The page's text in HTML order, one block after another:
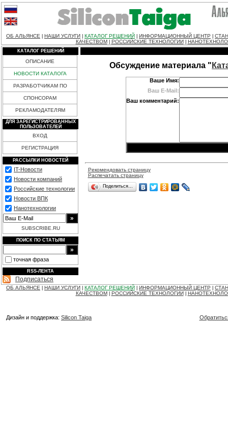
ОБ АЛЬЯНСЕ НАШИ УСЛУГИ КАТАЛОГ РЕШЕНИЙ ИНФОРМАЦИОННЫЙ ЦЕНТР
КАЧЕСТВОМ
РОССИЙСКИЕ ТЕХНОЛОГИИ
КАТАЛОГ РЕШЕНИЙ
ОПИСАНИЕ
НОВОСТИ КАТАЛОГА
РАЗРАБОТЧИКАМ ПО
СПОНСОРАМ
РЕКЛАМОДАТЕЛЯМ
ДЛЯ ЗАРЕГИСТРИРОВАННЫХ
ПОЛЬЗОВАТЕЛЕЙ
ВХОД
РЕГИСТРАЦИЯ
РАССЫЛКИ НОВОСТЕЙ
IT-Новости
Новости компаний
Российские технологии
Новости ВПК
Нанотехнологии
SUBSCRIBE.RU
ПОИСК ПО СТАТЬЯМ
точная фраза
RSS-ЛЕНТА
Подписаться
Обсуждение материала "
Ваше Имя:
Ваш E-Mail:
Ваш комментарий:
Рекомендовать страницу
Распечатать страницу
Поделиться…
ОБ АЛЬЯНСЕ НАШИ УСЛУГИ КАТАЛОГ РЕШЕНИЙ ИНФОРМАЦИОННЫЙ ЦЕНТР
КАЧЕСТВОМ
РОССИЙСКИЕ ТЕХНОЛОГИИ
Дизайн и поддержка: Silicon Taiga